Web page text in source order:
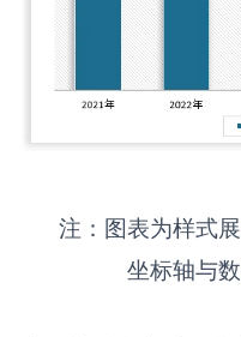
注：图表为样式
坐标轴与